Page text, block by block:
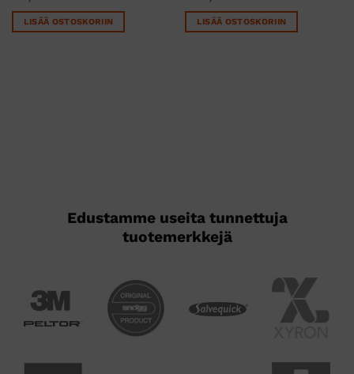
LISÄÄ OSTOSKORIIN LISÄÄ OSTOSKORIIN
Edustamme useita tunnettuja
tuotemerkkejä